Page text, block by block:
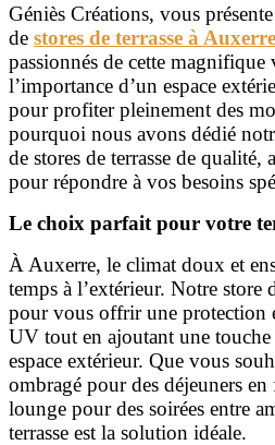
Géniès Créations, vous
de stores de terrasse à Auxerre
passionnés de cette
l’importance d’un espace
pour profiter pleinement des
pourquoi nous avons dédié
de stores de terrasse de
pour répondre à vos besoins
Le choix parfait pour votre
À Auxerre, le climat doux et
temps à l’extérieur. Notre store
pour vous offrir une protection
UV tout en ajoutant une
espace extérieur. Que vous
ombragé pour des déjeuners
lounge pour des soirées entre
terrasse est la solution idéale.